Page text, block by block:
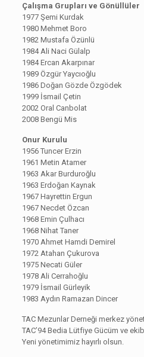
Çalışma Grupları ve Gönüllüler
1977 Şemi Kurdak
1980 Mehmet Boro
1982 Mustafa Özünlü
1984 Ali Naci Gülalp
1984 Ercan Akarpınar
1989 Özgür Yaycıoğlu
1986 Doğan Gözde Özgödek
1999 İsmail Çetin
2002 Oral Canbolat
2008 Bengü Mis
Onur Kurulu
1956 Tuncer Erzin
1961 Metin Atamer
1963 Akar Burduroğlu
1963 Erdoğan Kaynak
1967 Hayrettin Ergun
1967 Necdet Özcan
1968 Emin Çulhacı
1968 Nihat Taner
1970 Ahmet Hamdi Demirel
1972 Atahan Çukurova
1975 Necati Güler
1978 Ali Cerrahoğlu
1979 İsmail Gürleyik
1983 Aydın Ramazan Dincer
TAC Mezunlar Derneği merkez
TAC’94 Bedia Lütfiye Gücüm ve
Yeni yönetimimiz hayırlı olsun.